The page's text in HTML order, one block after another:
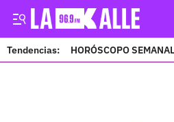
Tendencias: HORÓSCOPO SEMANAL